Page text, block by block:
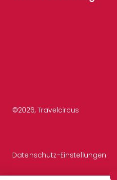
©2026, Travelcircus
Datenschutz-Einstellungen